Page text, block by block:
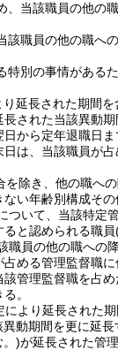
当該職員の他の
職員の他の職へ
別の事情がある
延長された期間を
された当該異動
から定年退職日ま
は、当該職員が
除き、他の職へ
い年齢別構成そ
ついて、当該特定
と認められる職員
員の他の職への
める管理監督職
管理監督職を占
。
により延長された
動期間を更に延
。)が延長された管